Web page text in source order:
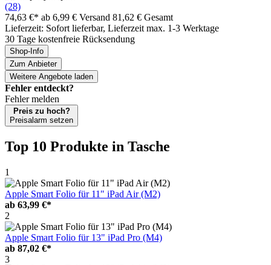
(28)
74,63 €* ab 6,99 € Versand 81,62 € Gesamt
Lieferzeit: Sofort lieferbar, Lieferzeit max. 1-3 Werktage
30 Tage kostenfreie Rücksendung
Shop-Info
Zum Anbieter
Weitere Angebote laden
Fehler entdeckt?
Fehler melden
Preis zu hoch?
Preisalarm setzen
Top 10 Produkte in Tasche
1
Apple Smart Folio für 11" iPad Air (M2)
ab 63,99 €*
2
Apple Smart Folio für 13" iPad Pro (M4)
ab 87,02 €*
3